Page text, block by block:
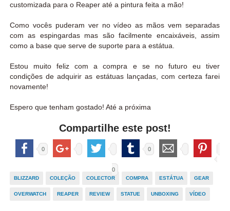
customizada para o Reaper até a pintura feita a mão!
Como vocês puderam ver no vídeo as mãos vem separadas
com as espingardas mas são facilmente encaixáveis, assim
como a base que serve de suporte para a estátua.
Estou muito feliz com a compra e se no futuro eu tiver
condições de adquirir as estátuas lançadas, com certeza farei
novamente!
Espero que tenham gostado! Até a próxima
Compartilhe este post!
0 0
0
BLIZZARD COLEÇÃO COLECTOR COMPRA ESTÁTUA GEAR
OVERWATCH REAPER REVIEW STATUE UNBOXING VÍDEO